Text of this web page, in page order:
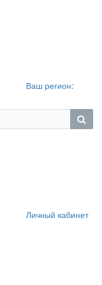
Ваш регион:
Личный кабинет